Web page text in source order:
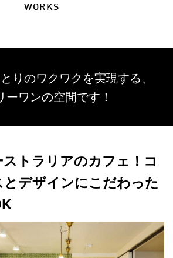
WORKS
りのワクワクを実現する、
ーワンの空間です！
トラリアのカフェ！コ
デザインにこだわった